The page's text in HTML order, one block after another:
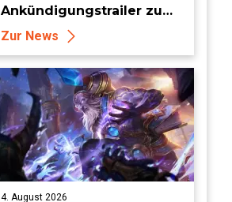
Ankündigungstrailer zu
Loopquarium
Zur News
4. August 2026